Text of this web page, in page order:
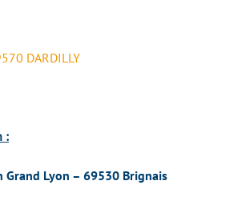
DARDILLY
:
Grand Lyon – 69530 Brignais